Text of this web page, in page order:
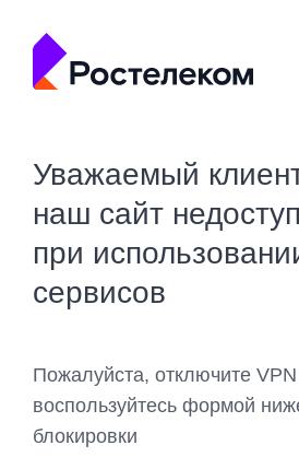
Уважаемый
наш сайт
при
сервисов
Пожалуйста, отключите
воспользуйтесь формой
блокировки